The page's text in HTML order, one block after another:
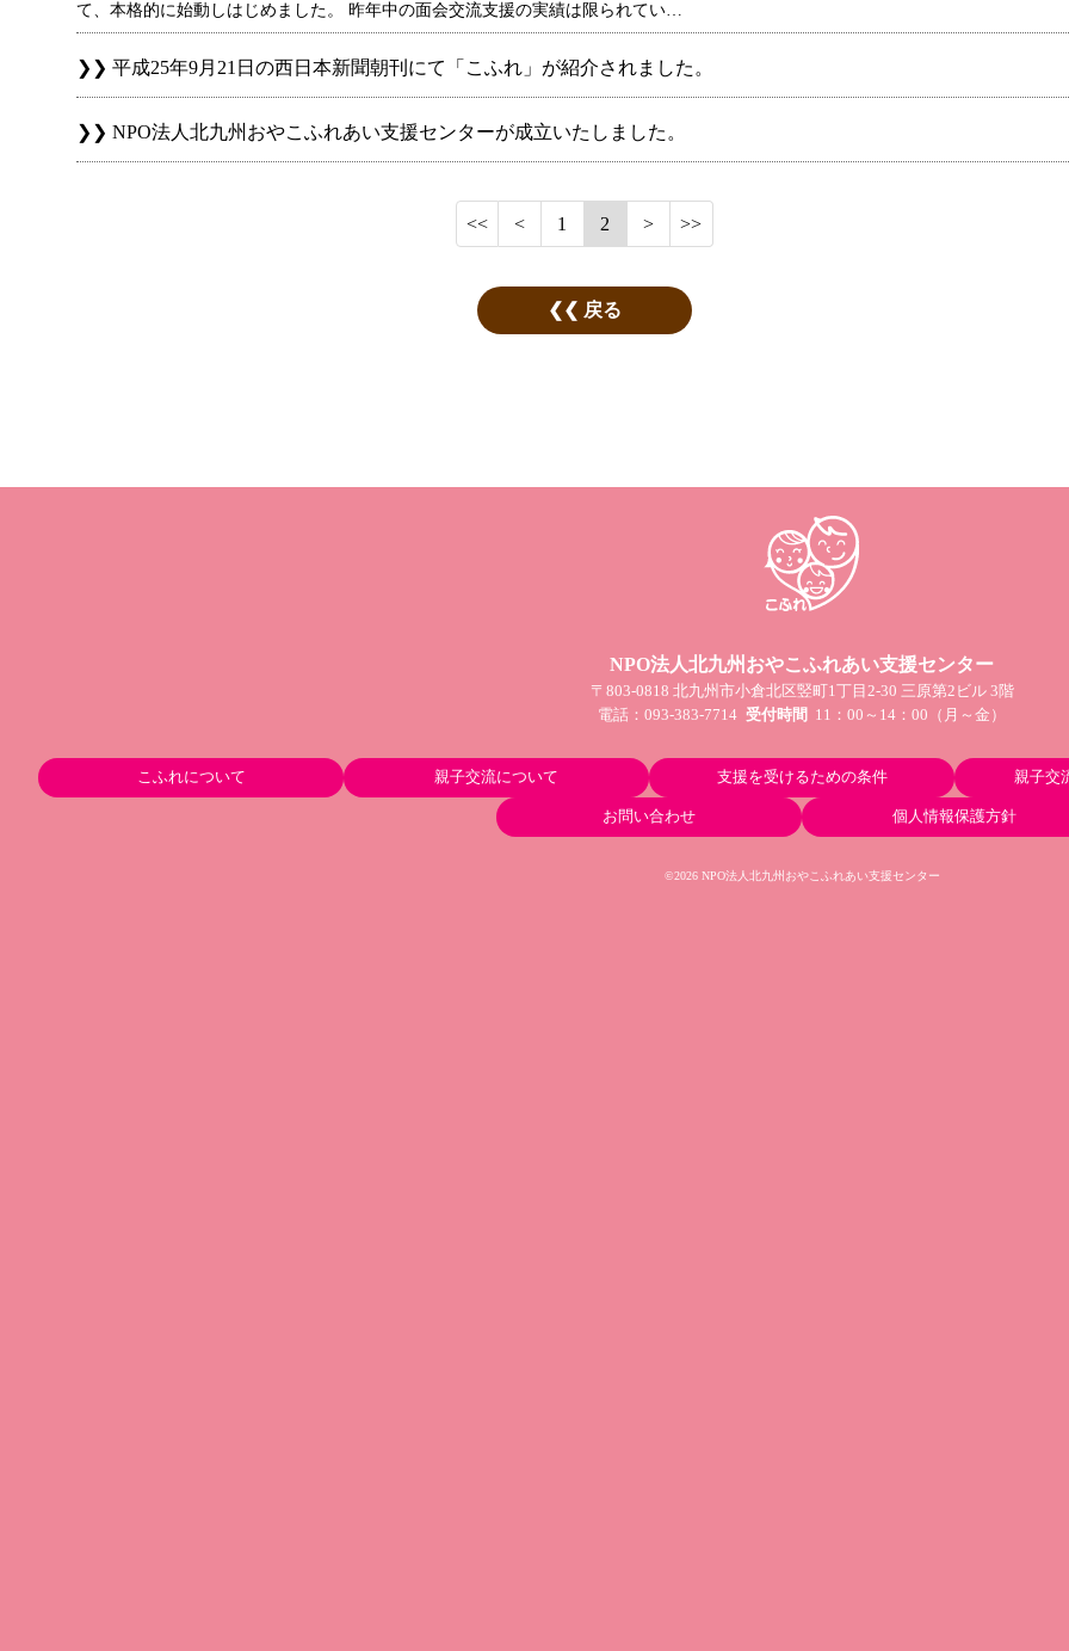
て、本格的に始動しはじめました。 昨年中の面会交流支援の実績は限られてい…
平成25年9月21日の西日本新聞朝刊にて「こふれ」が紹介されました。
NPO法人北九州おやこふれあい支援センターが成立いたしました。
1 2
戻る
NPO法人北九州おやこふれあい支援センター
〒803-0818 北九州市小倉北区竪町1丁目2-30 三原第2ビル 3階
電話：093-383-7714 受付時間 11：00～14：00（月～金）
こふれについて 親子交流について 支援を受けるための条件 親子交
お問い合わせ 個人情報保護方針
©2026 NPO法人北九州おやこふれあい支援センター